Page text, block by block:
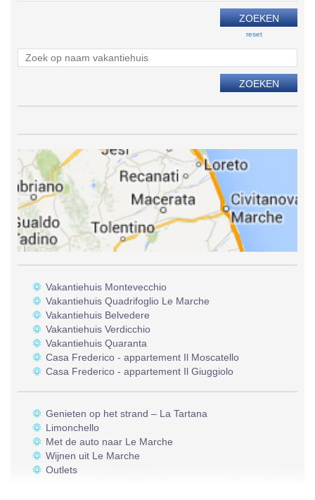
reset
Vakantiehuis Montevecchio
Vakantiehuis Quadrifoglio Le Marche
Vakantiehuis Belvedere
Vakantiehuis Verdicchio
Vakantiehuis Quaranta
Casa Frederico - appartement Il Moscatello
Casa Frederico - appartement Il Giuggiolo
Genieten op het strand – La Tartana
Limonchello
Met de auto naar Le Marche
Wijnen uit Le Marche
Outlets